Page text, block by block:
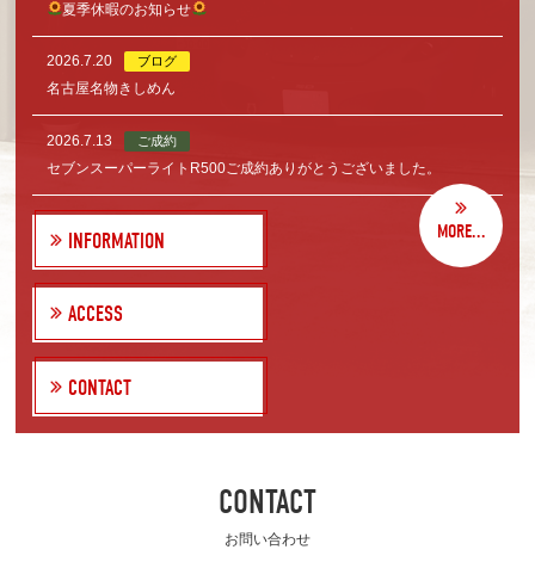
夏季休暇のお知らせ
2026.7.20 ブログ
名古屋名物きしめん
2026.7.13 ご成約
セブンスーパーライトR500ご成約ありがとうございました。
MORE...
INFORMATION
ACCESS
CONTACT
CONTACT
お問い合わせ